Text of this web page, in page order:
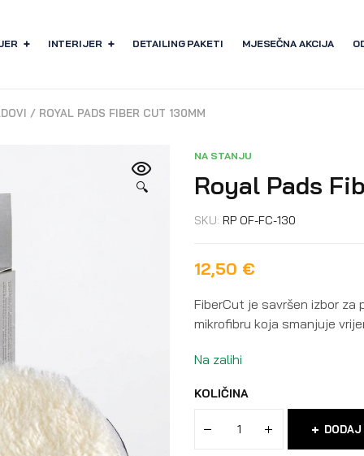
INTERIJER DETAILING PAKETI MJESEČNA AKCIJA
/ ROYAL PADS FIBER CUT 130MM
🔍
NA STANJU
Royal Pads
SKU: RP OF-FC-130
12,50 €
FiberCut je savršen izbor
mikrofibru koja smanjuje
Na zalihi
KOLIČINA